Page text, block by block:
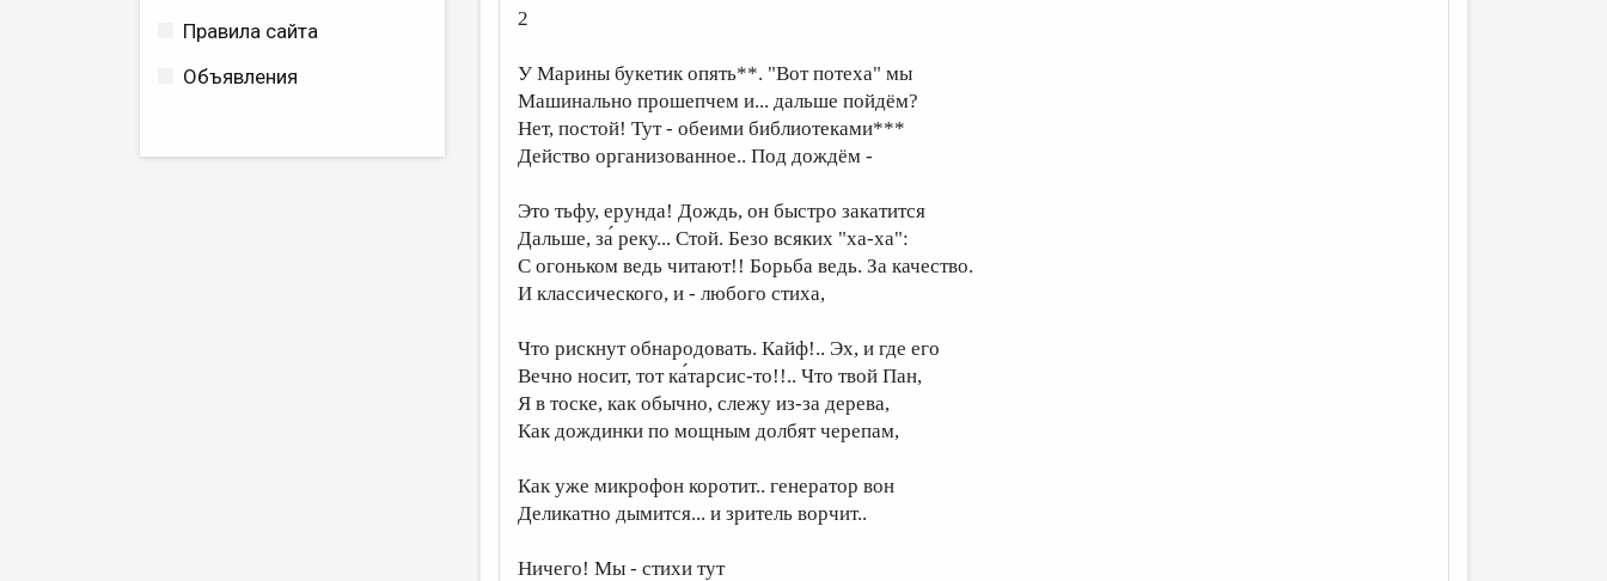
Правила сайта
Объявления
2
У Марины букетик опять**. "Вот потеха" мы
Машинально прошепчем и... дальше пойдём?
Нет, постой! Тут - обеими библиотеками***
Действо организованное.. Под дождём -
Это тьфу, ерунда! Дождь, он быстро закатится
Дальше, за́ реку... Стой. Безо всяких "ха-ха":
С огоньком ведь читают!! Борьба ведь. За качество.
И классического, и - любого стиха,
Что рискнут обнародовать. Кайф!.. Эх, и где его
Вечно носит, тот ка́тарсис-то!!.. Что твой Пан,
Я в тоске, как обычно, слежу из-за дерева,
Как дождинки по мощным долбят черепам,
Как уже микрофон коротит.. генератор вон
Деликатно дымится... и зритель ворчит..
Ничего! Мы - стихи тут